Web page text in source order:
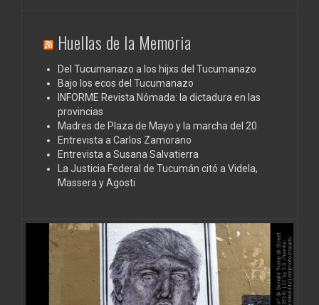
Huellas de la Memoria
Del Tucumanazo a los hijxs del Tucumanazo
Bajo los ecos del Tucumanazo
INFORME Revista Nómada: la dictadura en las
provincias
Madres de Plaza de Mayo y la marcha del 20
Entrevista a Carlos Zamorano
Entrevista a Susana Salvatierra
La Justicia Federal de Tucumán citó a Videla,
Massera y Agosti